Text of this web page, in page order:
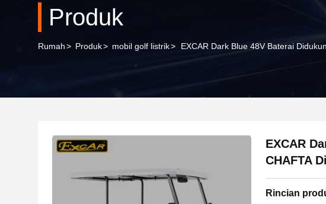
Produk
Rumah> Produk> mobil golf listrik> EXCAR Dark Blue 48V Baterai
EXCAR
CHAFTA
Rincian